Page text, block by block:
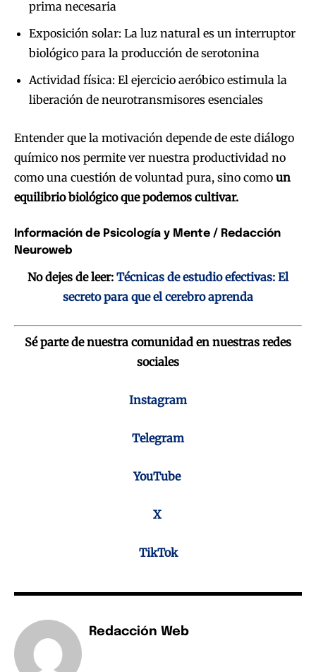
prima necesaria
Exposición solar: La luz natural es un interruptor
biológico para la producción de serotonina
Actividad física: El ejercicio aeróbico estimula la
liberación de neurotransmisores esenciales
Entender que la motivación depende de este diálogo
químico nos permite ver nuestra productividad no
como una cuestión de voluntad pura, sino como un
equilibrio biológico que podemos cultivar.
Información de Psicología y Mente / Redacción
Neuroweb
No dejes de leer: Técnicas de estudio efectivas: El
secreto para que el cerebro aprenda
Sé parte de nuestra comunidad en nuestras redes
sociales
Instagram
Telegram
YouTube
X
TikTok
Redacción Web